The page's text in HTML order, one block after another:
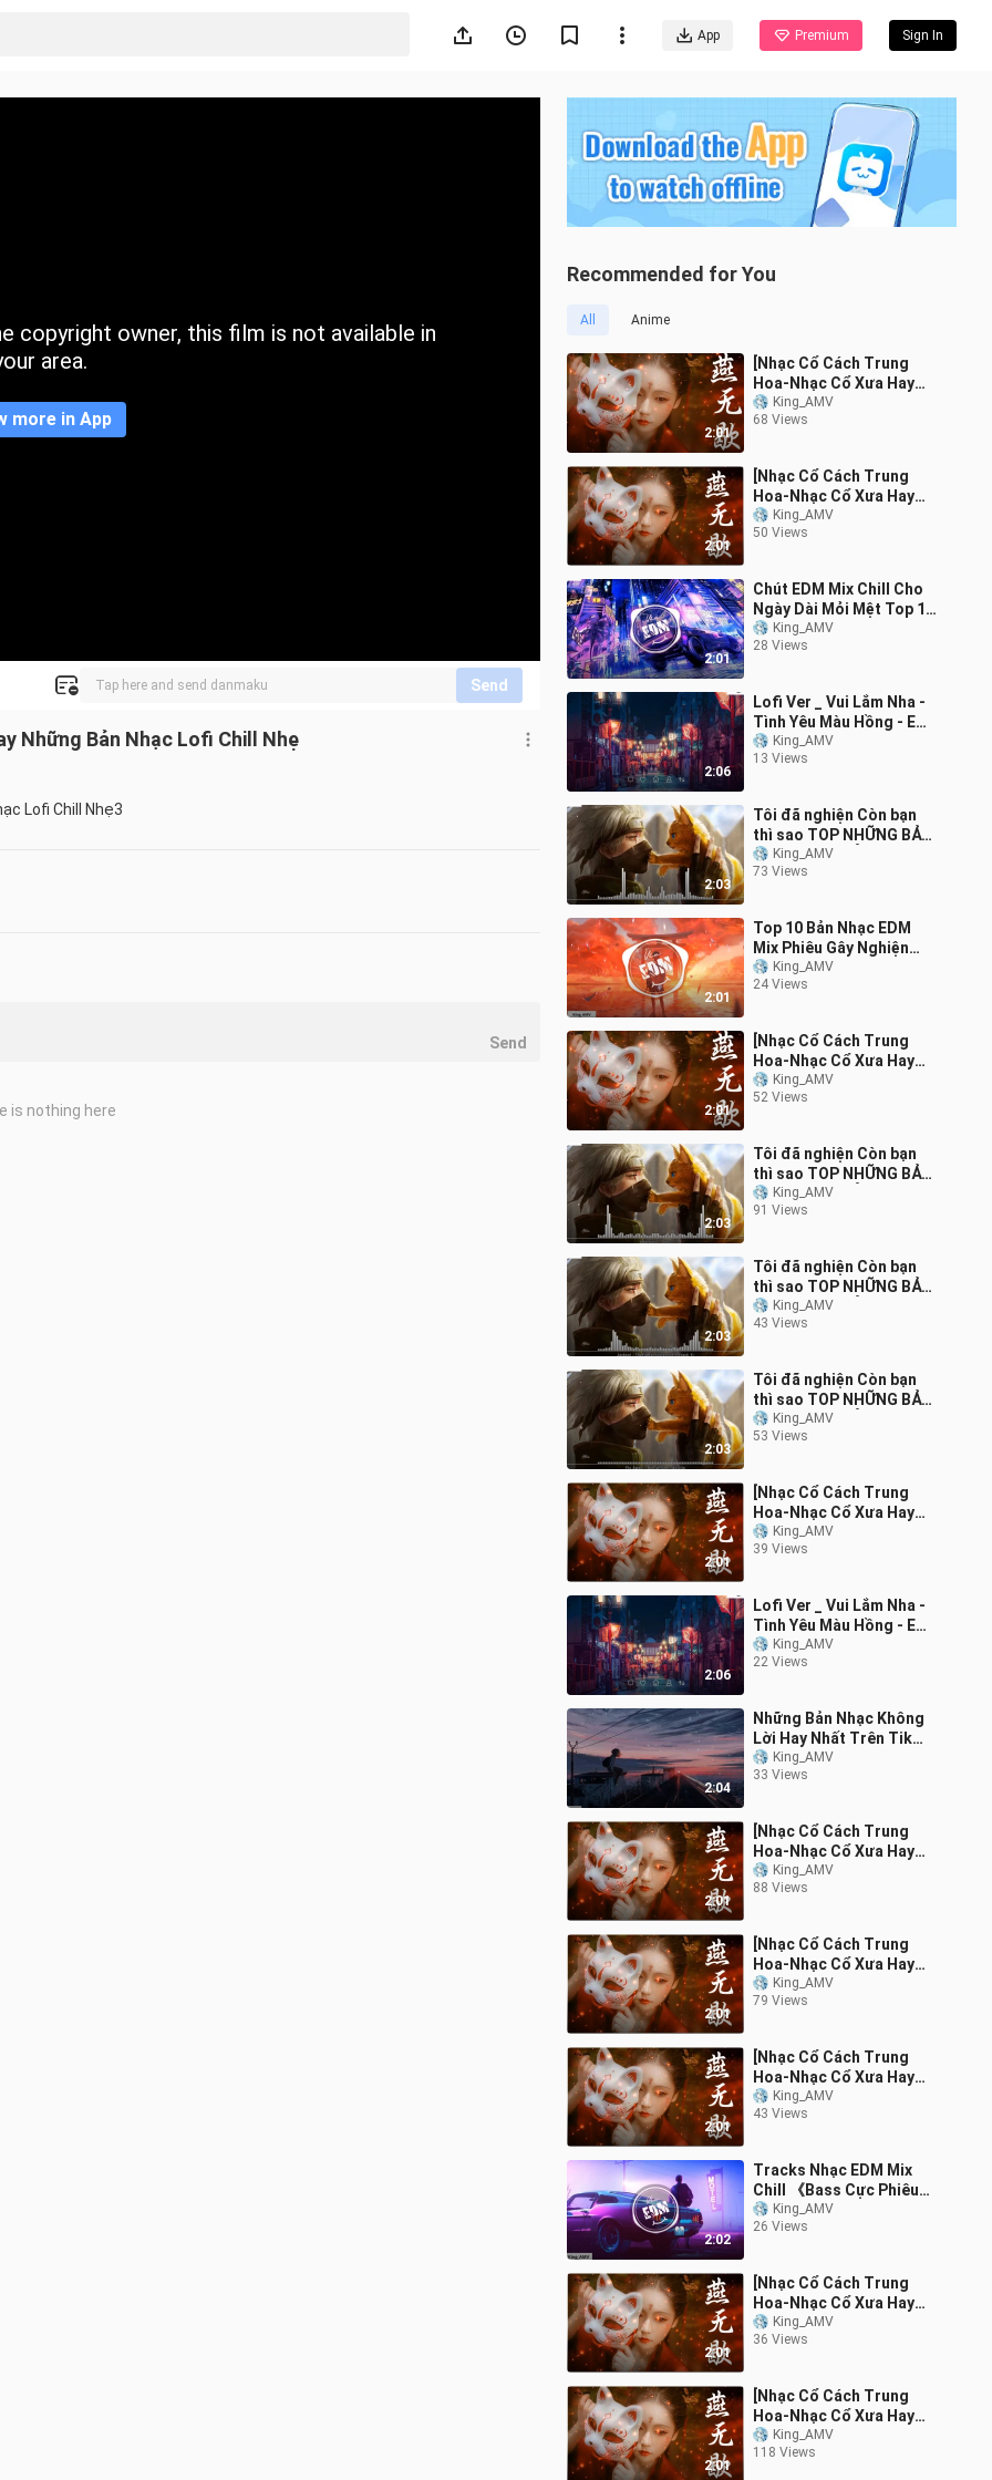
App Premium Sign In
copyright owner, this film is not available in
area.
more in App
Send
Những Bản Nhạc Lofi Chill Nhẹ
Lofi Chill Nhẹ3
Recommended for You
All Anime
2:01
[Nhạc Cổ Cách Trung
Hoa-Nhạc Cổ Xưa Hay
Nhất] Tuyển tập những
ca khúc cổ trang
King_AMV
68 Views
2:01
[Nhạc Cổ Cách Trung
Hoa-Nhạc Cổ Xưa Hay
Nhất] Tuyển tập những
ca khúc cổ trang
King_AMV
50 Views
2:01
Chút EDM Mix Chill Cho
Ngày Dài Mỏi Mệt Top 15
Bản Nhạc EDM Gây
Nghiện_ 14
King_AMV
28 Views
2:06
Lofi Ver _ Vui Lắm Nha -
Tình Yêu Màu Hồng - Em
Muốn Ta Là Gì _ Nhạc Hot
Trendind 1
King_AMV
13 Views
2:03
Tôi đã nghiện Còn bạn
thì sao TOP NHỮNG BẢN
NHẠC ĐIỆN TỬ GÂY
NGHIỆN SỐ MỘT THẾ
King_AMV
73 Views
2:01
Top 10 Bản Nhạc EDM
Mix Phiêu Gây Nghiện
Hay Nhất Fan EDM không
nên bỏ lỡ 11
King_AMV
24 Views
2:01
[Nhạc Cổ Cách Trung
Hoa-Nhạc Cổ Xưa Hay
Nhất] Tuyển tập những
ca khúc cổ trang
King_AMV
52 Views
2:03
Tôi đã nghiện Còn bạn
thì sao TOP NHỮNG BẢN
NHẠC ĐIỆN TỬ GÂY
NGHIỆN SỐ MỘT THẾ
King_AMV
91 Views
2:03
Tôi đã nghiện Còn bạn
thì sao TOP NHỮNG BẢN
NHẠC ĐIỆN TỬ GÂY
NGHIỆN SỐ MỘT THẾ
King_AMV
43 Views
2:03
Tôi đã nghiện Còn bạn
thì sao TOP NHỮNG BẢN
NHẠC ĐIỆN TỬ GÂY
NGHIỆN SỐ MỘT THẾ
King_AMV
53 Views
2:01
[Nhạc Cổ Cách Trung
Hoa-Nhạc Cổ Xưa Hay
Nhất] Tuyển tập những
ca khúc cổ trang
King_AMV
39 Views
2:06
Lofi Ver _ Vui Lắm Nha -
Tình Yêu Màu Hồng - Em
Muốn Ta Là Gì _ Nhạc Hot
Trending 3
King_AMV
22 Views
2:04
Những Bản Nhạc Không
Lời Hay Nhất Trên Tik
Tok P3 2
King_AMV
33 Views
2:01
[Nhạc Cổ Cách Trung
Hoa-Nhạc Cổ Xưa Hay
Nhất] Tuyển tập những
ca khúc cổ trang
King_AMV
88 Views
2:01
[Nhạc Cổ Cách Trung
Hoa-Nhạc Cổ Xưa Hay
Nhất] Tuyển tập những
ca khúc trung quốc cực
King_AMV
79 Views
2:01
[Nhạc Cổ Cách Trung
Hoa-Nhạc Cổ Xưa Hay
Nhất] Tuyển tập những
ca khúc cổ trang
King_AMV
43 Views
2:02
Tracks Nhạc EDM Mix
Chill 《Bass Cực Phiêu》
♫ Top 12 Bản Nhạc EDM
Gây Nghiện Hay
King_AMV
26 Views
2:01
[Nhạc Cổ Cách Trung
Hoa-Nhạc Cổ Xưa Hay
Nhất] Tuyển tập những
ca khúc cổ trang
King_AMV
36 Views
2:01
[Nhạc Cổ Cách Trung
Hoa-Nhạc Cổ Xưa Hay
Nhất] Tuyển tập những
ca khúc cổ trang
King_AMV
118 Views
Send
is nothing here